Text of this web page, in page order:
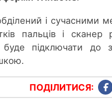
і сучасними
пальців і
підключати до
ПОДІЛИТИСЯ: